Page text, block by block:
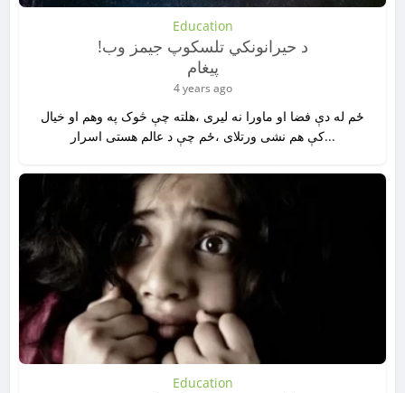
Education
!د حیرانونکي تلسکوپ جیمز وب
پیغام
4 years ago
ځم له دې فضا او ماورا نه لیری ،هلته چې څوک په وهم او خیال
کې هم نشی ورتلای ،ځم چې د عالم هستی اسرار...
Education